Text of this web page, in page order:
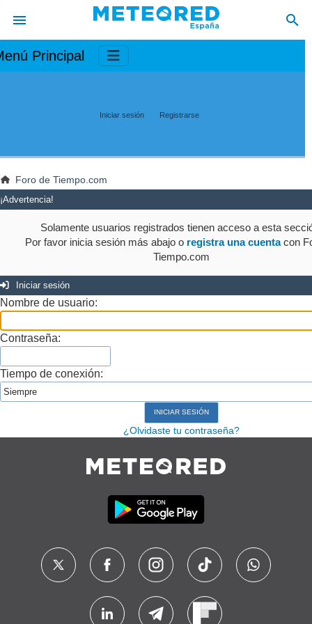
Principal
Iniciar sesión Registrarse
Foro de Tiempo.com
¡Advertencia!
Solamente usuarios registrados tienen acceso a esta
Por favor inicia sesión más abajo o registra una cuentacon
Tiempo.com
Iniciar sesión
Nombre de usuario:
Contraseña:
Tiempo de conexión:
¿Olvidaste tu contraseña?